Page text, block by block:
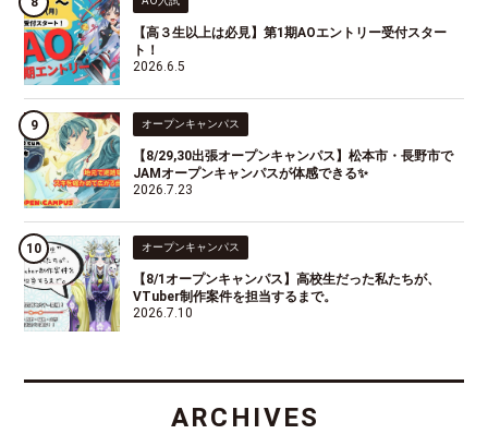
【高３生以上は必見】第1期AOエントリー受付スター
ト！
2026.6.5
オープンキャンパス
【8/29,30出張オープンキャンパス】松本市・長野市で
JAMオープンキャンパスが体感できる✨
2026.7.23
オープンキャンパス
【8/1オープンキャンパス】高校生だった私たちが、
VTuber制作案件を担当するまで。
2026.7.10
ARCHIVES